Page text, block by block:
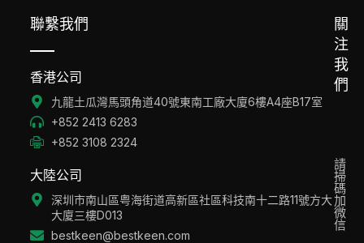
聯繫我們
香港公司
九龍土瓜灣馬頭角道40號東南工廠大廈6樓A4座B17室
+852 2413 6283
+852 3108 2324
大陸公司
深圳市南山區粤海街道高新區社區科技南十二路11號方大
大廈三樓D013
bestkeen@bestkeen.com
關
注
我
們
請
掃
碼
加
微
信